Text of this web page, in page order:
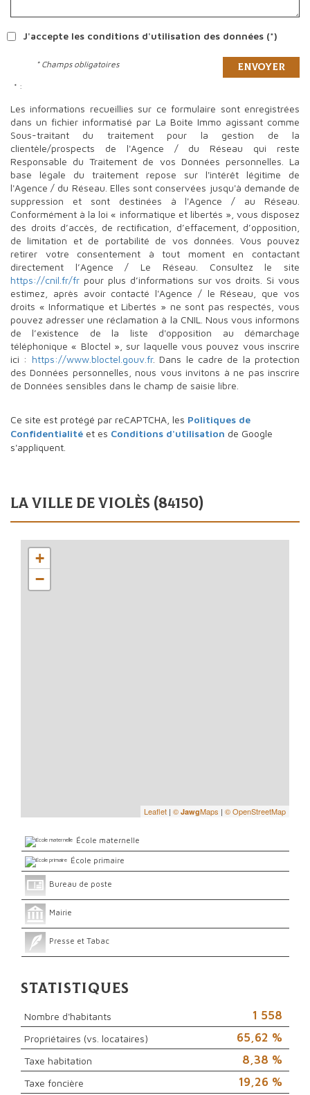
J'accepte les conditions d'utilisation des données (*)
Envoyer
* Champs obligatoires
* :
Les informations recueillies sur ce formulaire sont enregistrées
dans un fichier informatisé par La Boite Immo agissant comme
Sous-traitant du traitement pour la gestion de la
clientèle/prospects de l'Agence / du Réseau qui reste
Responsable du Traitement de vos Données personnelles. La
base légale du traitement repose sur l'intérêt légitime de
l'Agence / du Réseau. Elles sont conservées jusqu'à demande de
suppression et sont destinées à l'Agence / au Réseau.
Conformément à la loi « informatique et libertés », vous disposez
des droits d’accès, de rectification, d’effacement, d’opposition,
de limitation et de portabilité de vos données. Vous pouvez
retirer votre consentement à tout moment en contactant
directement l’Agence / Le Réseau. Consultez le site
https://cnil.fr/fr pour plus d’informations sur vos droits. Si vous
estimez, après avoir contacté l'Agence / le Réseau, que vos
droits « Informatique et Libertés » ne sont pas respectés, vous
pouvez adresser une réclamation à la CNIL. Nous vous informons
de l’existence de la liste d'opposition au démarchage
téléphonique « Bloctel », sur laquelle vous pouvez vous inscrire
ici : https://www.bloctel.gouv.fr. Dans le cadre de la protection
des Données personnelles, nous vous invitons à ne pas inscrire
de Données sensibles dans le champ de saisie libre.
Ce site est protégé par reCAPTCHA, les Politiques de
Confidentialité et es Conditions d'utilisation de Google
s'appliquent.
la ville de violès (84150)
+
−
Leaflet | © JawgMaps | © OpenStreetMap
École maternelle
École primaire
Bureau de poste
Mairie
Presse et Tabac
Statistiques
Nombre d'habitants 1 558
Propriétaires (vs. locataires) 65,62 %
Taxe habitation 8,38 %
Taxe foncière 19,26 %